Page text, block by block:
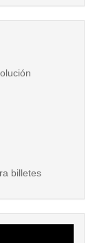
billetes